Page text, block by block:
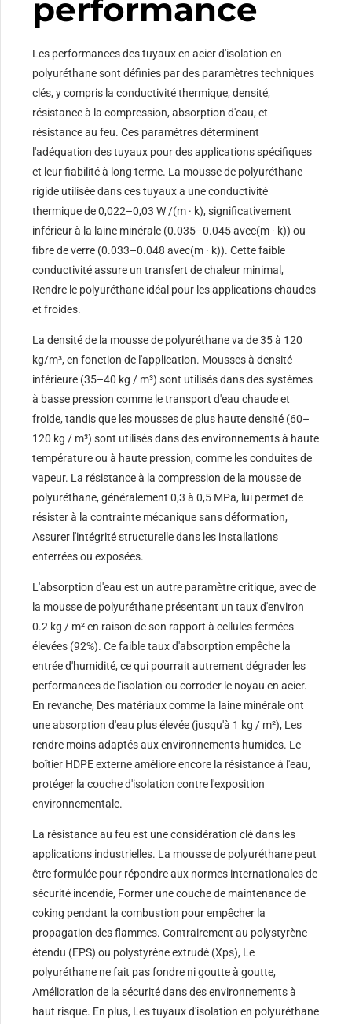
performance
Les performances des tuyaux en acier d'isolation en
polyuréthane sont définies par des paramètres techniques
clés, y compris la conductivité thermique, densité,
résistance à la compression, absorption d'eau, et
résistance au feu. Ces paramètres déterminent
l'adéquation des tuyaux pour des applications spécifiques
et leur fiabilité à long terme. La mousse de polyuréthane
rigide utilisée dans ces tuyaux a une conductivité
thermique de 0,022–0,03 W /(m · k), significativement
inférieur à la laine minérale (0.035–0.045 avec(m · k)) ou
fibre de verre (0.033–0.048 avec(m · k)). Cette faible
conductivité assure un transfert de chaleur minimal,
Rendre le polyuréthane idéal pour les applications chaudes
et froides.
La densité de la mousse de polyuréthane va de 35 à 120
kg/m³, en fonction de l'application. Mousses à densité
inférieure (35–40 kg / m³) sont utilisés dans des systèmes
à basse pression comme le transport d'eau chaude et
froide, tandis que les mousses de plus haute densité (60–
120 kg / m³) sont utilisés dans des environnements à haute
température ou à haute pression, comme les conduites de
vapeur. La résistance à la compression de la mousse de
polyuréthane, généralement 0,3 à 0,5 MPa, lui permet de
résister à la contrainte mécanique sans déformation,
Assurer l'intégrité structurelle dans les installations
enterrées ou exposées.
L'absorption d'eau est un autre paramètre critique, avec de
la mousse de polyuréthane présentant un taux d'environ
0.2 kg / m² en raison de son rapport à cellules fermées
élevées (92%). Ce faible taux d'absorption empêche la
entrée d'humidité, ce qui pourrait autrement dégrader les
performances de l'isolation ou corroder le noyau en acier.
En revanche, Des matériaux comme la laine minérale ont
une absorption d'eau plus élevée (jusqu'à 1 kg / m²), Les
rendre moins adaptés aux environnements humides. Le
boîtier HDPE externe améliore encore la résistance à l'eau,
protéger la couche d'isolation contre l'exposition
environnementale.
La résistance au feu est une considération clé dans les
applications industrielles. La mousse de polyuréthane peut
être formulée pour répondre aux normes internationales de
sécurité incendie, Former une couche de maintenance de
coking pendant la combustion pour empêcher la
propagation des flammes. Contrairement au polystyrène
étendu (EPS) ou polystyrène extrudé (Xps), Le
polyuréthane ne fait pas fondre ni goutte à goutte,
Amélioration de la sécurité dans des environnements à
haut risque. En plus, Les tuyaux d'isolation en polyuréthane